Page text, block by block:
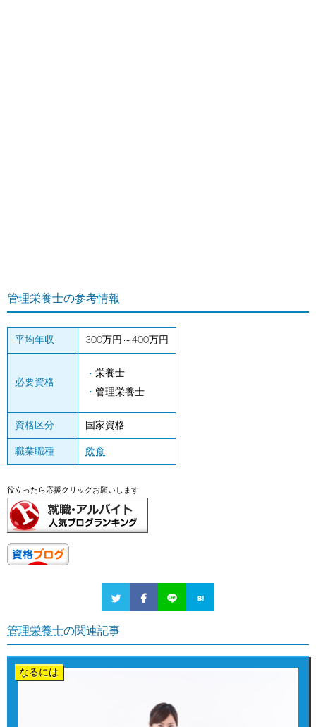
管理栄養士の参考情報
平均年収 300万円～400万円
必要資格
栄養士
管理栄養士
資格区分 国家資格
職業職種 飲食
役立ったら応援クリックお願いします
管理栄養士の関連記事
なるには